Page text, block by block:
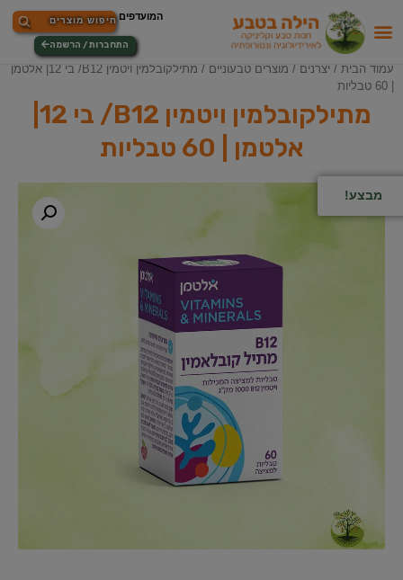
התחברות / הרשמה
עמוד הבית / יצרנים / מוצרים טבעוניים
/ מתילקובלמין ויטמין B12/ בי 12| אלטמן
אלטמן | 60 טבליות
מבצע!